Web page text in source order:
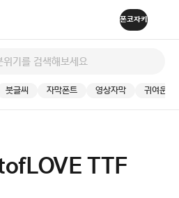
붓글씨 자막폰트 영상자막 귀여운
TTF